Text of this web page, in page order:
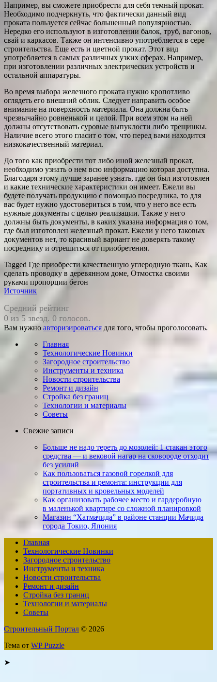
Например, вы сможете приобрести для себя темный прокат.
Необходимо подчеркнуть, что фактически данный вид
проката пользуется сейчас большенный популярностью.
Нередко его используют в изготовлении балок, труб, вагонов,
свай и каркасов. Также он интенсивно употребляется в сере
строительства. Еще есть и цветной прокат. Этот вид
употребляется в самых различных узких сферах. Например,
при изготовлении различных электрических устройств и
остальной аппаратуры.
Во время выбора железного проката нужно кропотливо
оглядеть его внешний облик. Следует направить особое
внимание на поверхность материала. Она должна быть
чрезвычайно ровненькой и целой. При всем этом на ней
должны отсутствовать суровые выпуклости либо трещинкы.
Наличие всего этого гласит о том, что перед вами находится
низкокачественный материал.
До того как приобрести тот либо иной железный прокат,
необходимо узнать о нем всю информацию которая доступна.
Благодаря этому лучше заранее узнать, где он был изготовлен
и какие технические характеристики он имеет. Ежели вы
будете получать продукцию с помощью посредника, то для
вас будет нужно удостовериться в том, что у него все есть
нужные документы с целью реализации. Также у него
должны быть документы, в каких указана информация о том,
где был изготовлен железный прокат. Ежели у него таковых
документов нет, то красивый вариант не доверять такому
посреднику и отрешиться от приобретения.
Tagged Где приобрести качественную углеродную ткань, Как
сделать проводку в деревянном доме, Отмостка своими
руками пропорции бетон
Источник
Средний рейтинг
0 из 5 звезд. 0 голосов.
Вам нужно авторизироваться для того, чтобы проголосовать.
Главная
Технологические Новинки
Загородное строительство
Инструменты и техника
Новости строительства
Ремонт и дизайн
Стройка без границ
Технологии и материалы
Советы
Свежие записи
Больше не надо тереть до мозолей: 1 стакан этого
средства — и вековой нагар на сковороде отходит
без усилий
Как пользоваться газовой горелкой для
строительства и ремонта: инструкции для
портативных и кровельных моделей
Как организовать рабочее место и гардеробную
в маленькой квартире со сложной планировкой
Магазин “Хатмачида” в районе станции Мачида
города Токио, Япония
Главная
Технологические Новинки
Загородное строительство
Инструменты и техника
Новости строительства
Ремонт и дизайн
Стройка без границ
Технологии и материалы
Советы
Строительный Портал © 2026
Тема от WP Puzzle
➤